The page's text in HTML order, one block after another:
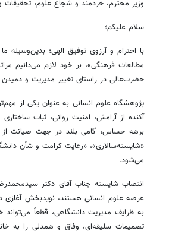
وزیر محترم، خردمند و شجاع علوم، تحقیقات
سلام علیکم؛
با احترام و آرزوی توفیق الهی؛
مطالعات فرهنگی»، بر خود لازم می‌دانیم
حضرت‌عالی در راستای تغییر مدیریت و دمیدن
پژوهشگاه علوم انسانی به عنوان یکی از
آکنده از آرامش، امنیت روانی، ثبات
برهه حساس، گامی بلند در جهت صیانت از
«شایسته‌سالاری»، «رعایت کرامت و شأن
می‌شود.
انتصاب شایسته جناب آقای دکتر
عرصه علوم انسانی هستند، نویدبخش
به ظرایف مدیریت دانشگاهی، قطعاً می‌تواند
تصمیمات سلیقه‌ای، وفاق و همدلی را به